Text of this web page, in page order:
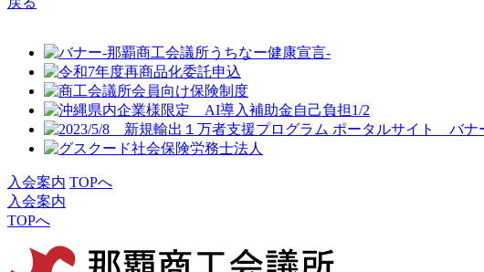
入会案内 TOPへ
入会案内
TOPへ